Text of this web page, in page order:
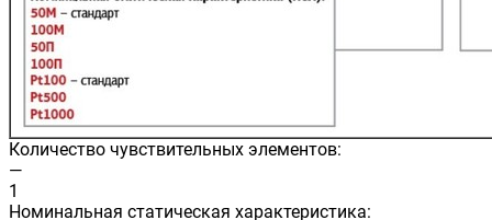
Количество чувствительных элементов:
—
1
Номинальная статическая характеристика: